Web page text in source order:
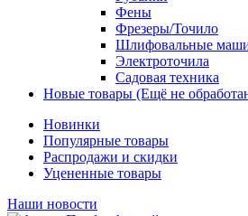
Фены
Фрезеры/Точило
Шлифовальные
Электроточила
Садовая техника
Новые товары (Ещё не
Новинки
Популярные товары
Распродажи и скидки
Уцененные товары
Наши новости